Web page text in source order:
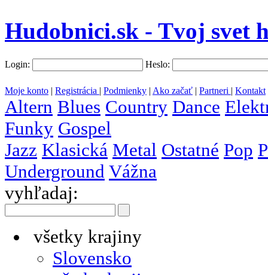
Hudobnici.sk - Tvoj svet
Login: Heslo:
Moje konto | Registrácia | Podmienky | Ako začať | Partneri | Kontakt
Altern Blues Country Dance
Funky Gospel
Jazz Klasická Metal Ostatné Pop
Underground Vážna
vyhľadaj:
všetky krajiny
Slovensko